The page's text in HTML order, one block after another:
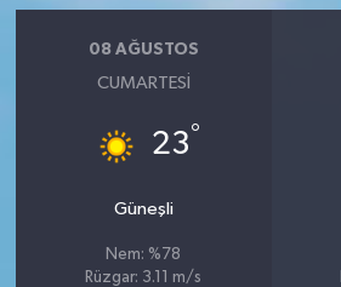
08 AĞUSTOS
CUMARTESI
23°
Güneşli
Nem: %78
Rüzgar: 3.11 m/s